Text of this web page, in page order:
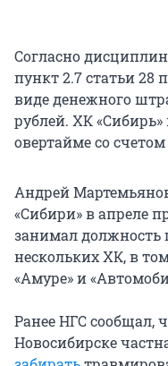
Согласно
пункт 2.7 статьи 28
виде денежного
рублей. ХК
овертайме со счетом
Андрей
«Сибири» в апреле
занимал должность
нескольких ХК, в
«Амуре» и
Ранее НГС сообщал,
Новосибирске